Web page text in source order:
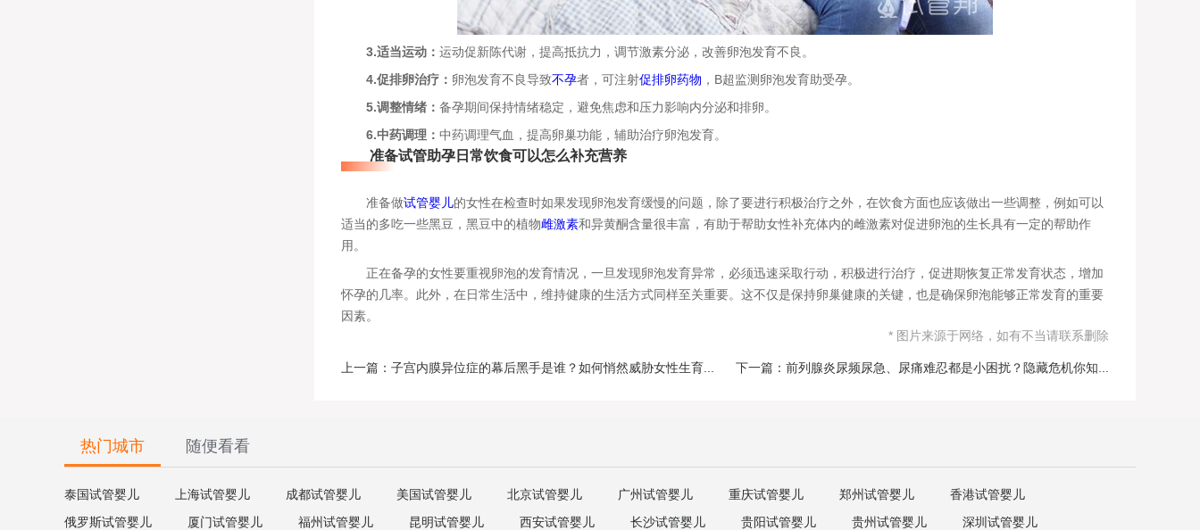
3.适当运动： 运动促新陈代谢，提高抵抗力，调节激素分泌，改善卵泡发育不良。
4.促排卵治疗： 卵泡发育不良导致不孕者，可注射促排卵药物 ，B超监测卵泡发育助受孕。
5.调整情绪： 备孕期间保持情绪稳定，避免焦虑和压力影响内分泌和排卵。
6.中药调理： 中药调理气血，提高卵巢功能，辅助治疗卵泡发育。
准备试管助孕日常饮食可以怎么补充营养
准备做试管婴儿的女性在检查时如果发现卵泡发育缓慢的问题，除了要进行积极治疗之外，在饮食方面也应该做出一些调整，例如可以
适当的多吃一些黑豆，黑豆中的植物雌激素和异黄酮含量很丰富，有助于帮助女性补充体内的雌激素对促进卵泡的生长具有一定的帮助作
用。
正在备孕的女性要重视卵泡的发育情况，一旦发现卵泡发育异常，必须迅速采取行动，积极进行治疗，促进期恢复正常发育状态，增加
怀孕的几率。此外，在日常生活中，维持健康的生活方式同样至关重要。这不仅是保持卵巢健康的关键，也是确保卵泡能够正常发育的重要
因素。
* 图片来源于网络，如有不当请联系删除
上一篇：子宫内膜异位症的幕后黑手是谁？如何悄然威胁女性生育... 下一篇：前列腺炎尿频尿急、尿痛难忍都是小困扰？隐藏危机你知...
热门城市 随便看看
泰国试管婴儿 上海试管婴儿 成都试管婴儿 美国试管婴儿 北京试管婴儿 广州试管婴儿 重庆试管婴儿 郑州试管婴儿
香港试管婴儿
俄罗斯试管婴儿
厦门试管婴儿 福州试管婴儿 昆明试管婴儿 西安试管婴儿 长沙试管婴儿 贵阳试管婴儿 贵州试管婴儿
深圳试管婴儿